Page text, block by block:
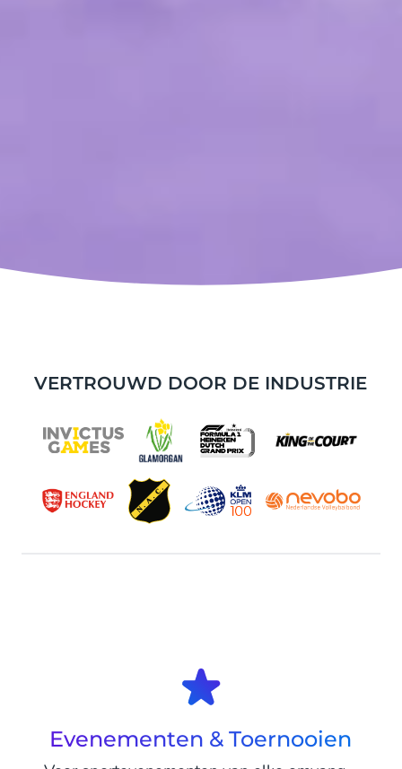
VERTROUWD DOOR DE INDUSTRIE
Evenementen & Toernooien